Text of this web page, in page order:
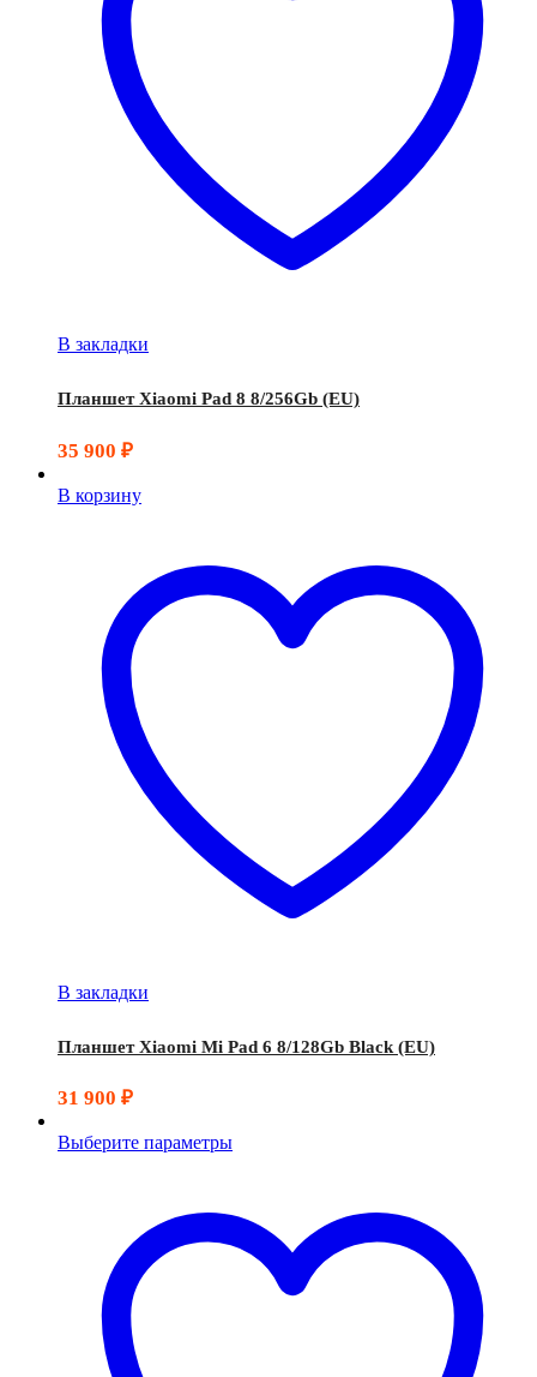
В закладки
Планшет Xiaomi Pad 8 8/256Gb (EU)
35 900 ₽
В корзину
В закладки
Планшет Xiaomi Mi Pad 6 8/128Gb Black (EU)
31 900 ₽
Выберите параметры